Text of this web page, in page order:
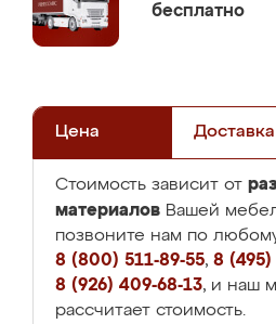
бесплатно
Цена Доставка
Стоимость зависит от
материалов Вашей
позвоните нам по
8 (800) 511-89-55, 8 (495)
8 (926) 409-68-13, и наш
рассчитает стоимость.